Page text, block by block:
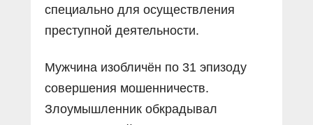
специально для осуществления
преступной деятельности.
Мужчина изобличëн по 31 эпизоду
совершения мошенничеств.
Злоумышленник обкрадывал